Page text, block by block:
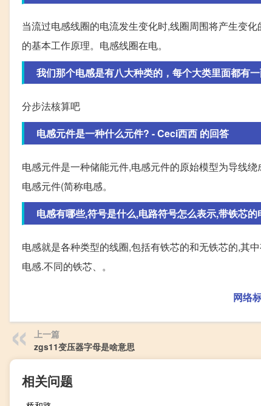
当流过电感线圈的电流发生变化时,线圈周围将产生变
的基本工作原理。电感线圈在电。
我们那个电感是有八大种类的，每个大类里面都有
分步法核算吧
电感元件是一种什么元件? - Ceci西西 的回答
电感元件是一种储能元件,电感元件的原始模型为导线
电感元件(简称电感。
电感有哪些,符号是什么,电路符号怎么表示,带铁芯的
电感就是各种类型的线圈,包括有铁芯的和无铁芯的,其
电感.不同的铁芯、。
网络
上一篇
zgs11变压器字母是啥意思
相关问题